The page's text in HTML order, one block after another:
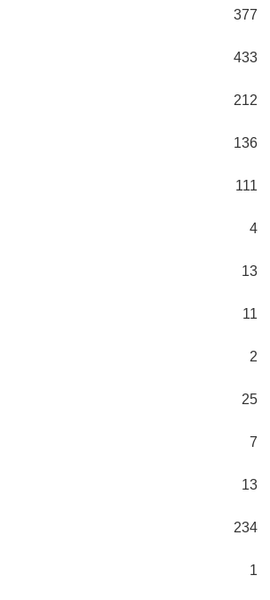
377
433
212
136
111
4
13
11
2
25
7
13
234
1